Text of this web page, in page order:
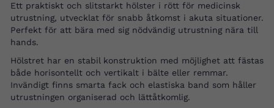
Ett praktiskt och slitstarkt hölster i rött för medicinsk
utrustning, utvecklat för snabb åtkomst i akuta situationer.
Perfekt för att bära med sig nödvändig utrustning nära till
hands.
Hölstret har en stabil konstruktion med möjlighet att fästas
både horisontellt och vertikalt i bälte eller remmar.
Invändigt finns smarta fack och elastiska band som håller
utrustningen organiserad och lättåtkomlig.